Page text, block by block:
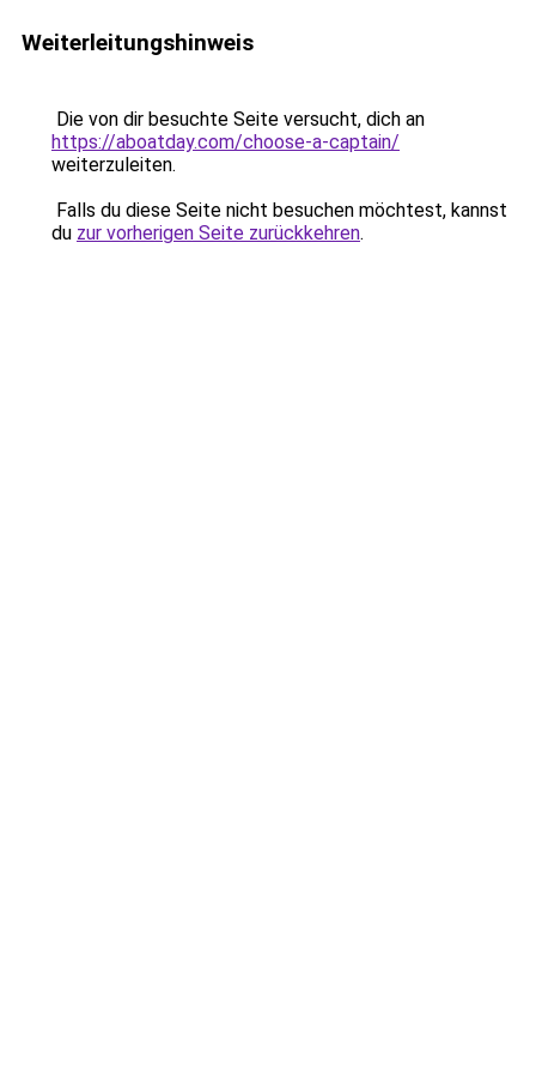
Weiterleitungshinweis
Die von dir besuchte Seite versucht, dich an
https://aboatday.com/choose-a-captain/
weiterzuleiten.
Falls du diese Seite nicht besuchen möchtest, kannst
du zur vorherigen Seite zurückkehren.